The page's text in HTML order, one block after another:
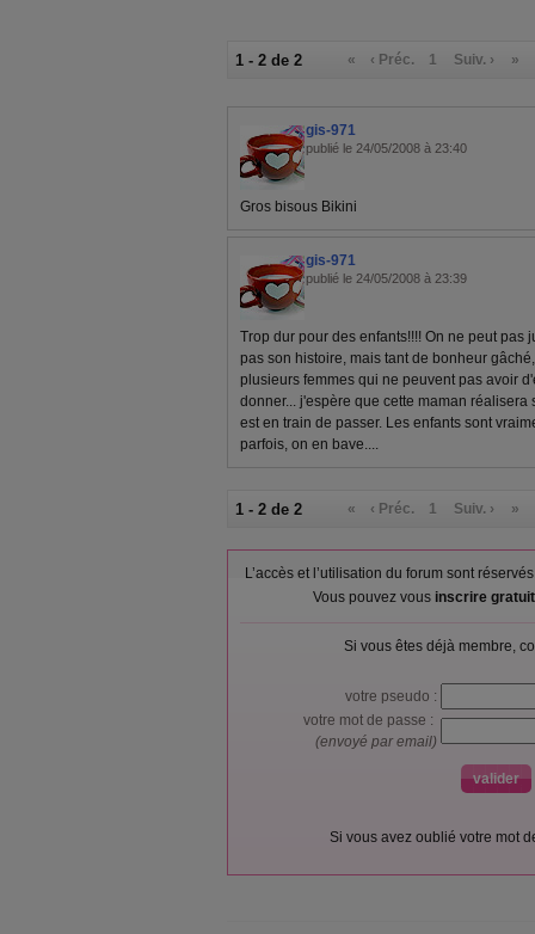
1 - 2 de 2 « ‹ Préc. 1 Suiv. › »
gis-971
publié le 24/05/2008 à 23:40
Gros bisous Bikini
gis-971
publié le 24/05/2008 à 23:39
Trop dur pour des enfants!!!! On ne peut pas
pas son histoire, mais tant de bonheur
plusieurs femmes qui ne peuvent pas avoir
donner... j'espère que cette maman
est en train de passer. Les enfants sont
parfois, on en bave....
1 - 2 de 2 « ‹ Préc. 1 Suiv. › »
L’accès et l’utilisation du forum sont
Vous pouvez vous inscrire
Si vous êtes déjà membre,
votre pseudo :
votre mot de passe :
(envoyé par email)
Si vous avez oublié votre mot